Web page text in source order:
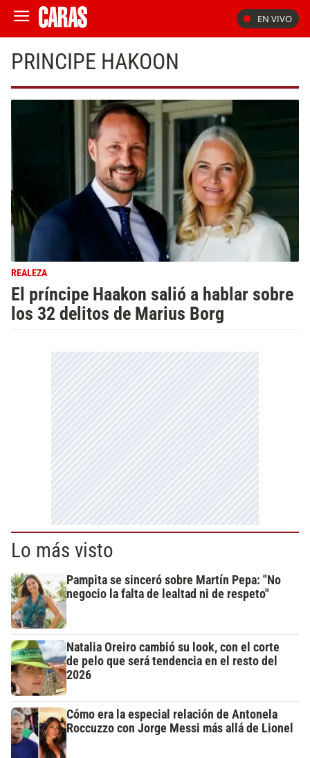
EN VIVO
PRINCIPE HAKOON
REALEZA
El príncipe Haakon salió a hablar sobre
los 32 delitos de Marius Borg
Lo más visto
Pampita se sinceró sobre Martín Pepa: "No
negocio la falta de lealtad ni de respeto"
Natalia Oreiro cambió su look, con el corte
de pelo que será tendencia en el resto del
2026
Cómo era la especial relación de Antonela
Roccuzzo con Jorge Messi más allá de Lionel